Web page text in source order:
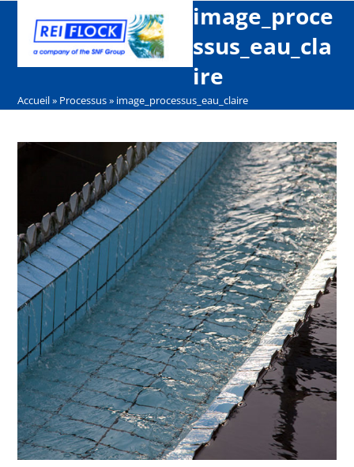
content
Open
mobile
menu
Close
mobile
menu
image_proce
ssus_eau_cla
ire
Accueil» Processus» image_processus_eau_claire